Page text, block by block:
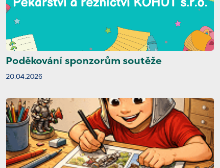
Poděkování sponzorům soutěže
20.04.2026